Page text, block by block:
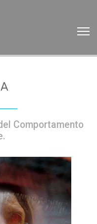
Comportamento